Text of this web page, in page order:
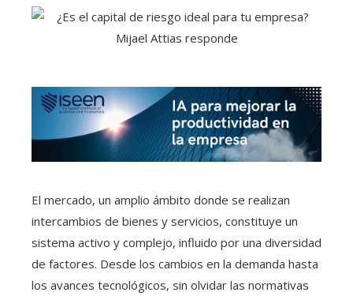
El mercado, un amplio ámbito donde se realizan
intercambios de bienes y servicios, constituye un
sistema activo y complejo, influido por una diversidad
de factores. Desde los cambios en la demanda hasta
los avances tecnológicos, sin olvidar las normativas